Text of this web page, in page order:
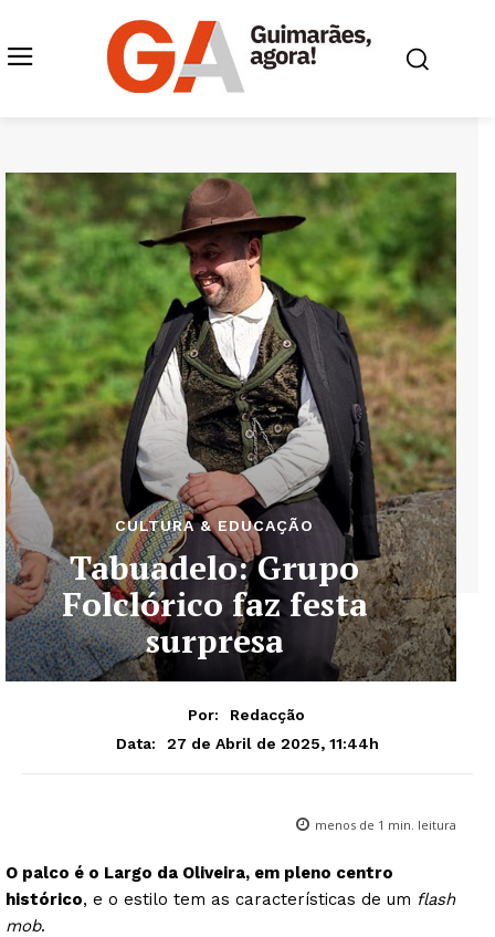
CULTURA & EDUCAÇÃO
Tabuadelo: Grupo
Folclórico faz festa
surpresa
Por:
Redacção
Data:
27 de Abril de 2025, 11:44h
menos de 1 min. leitura
O palco é o Largo da Oliveira, em pleno centro
histórico, e o estilo tem as características de um flash
mob.